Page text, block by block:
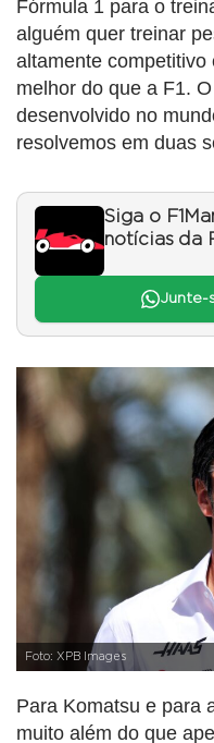
Fórmula 1 para o
alguém quer treinar
altamente
melhor do que a F1.
desenvolvido no
resolvemos em duas
Siga o
notícias da
Junte-
Foto: XPB Images
Para Komatsu e para
muito além do que